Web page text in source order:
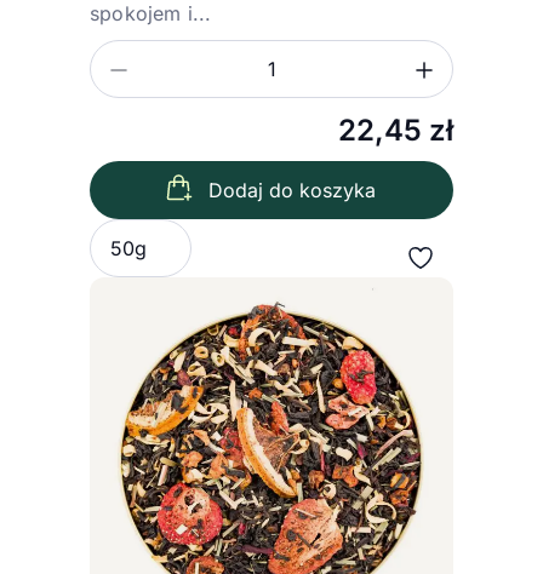
spokojem i...
22,45 zł
Zmniejsz ilość
Dodaj do koszyka
Wybierz wariant
50g